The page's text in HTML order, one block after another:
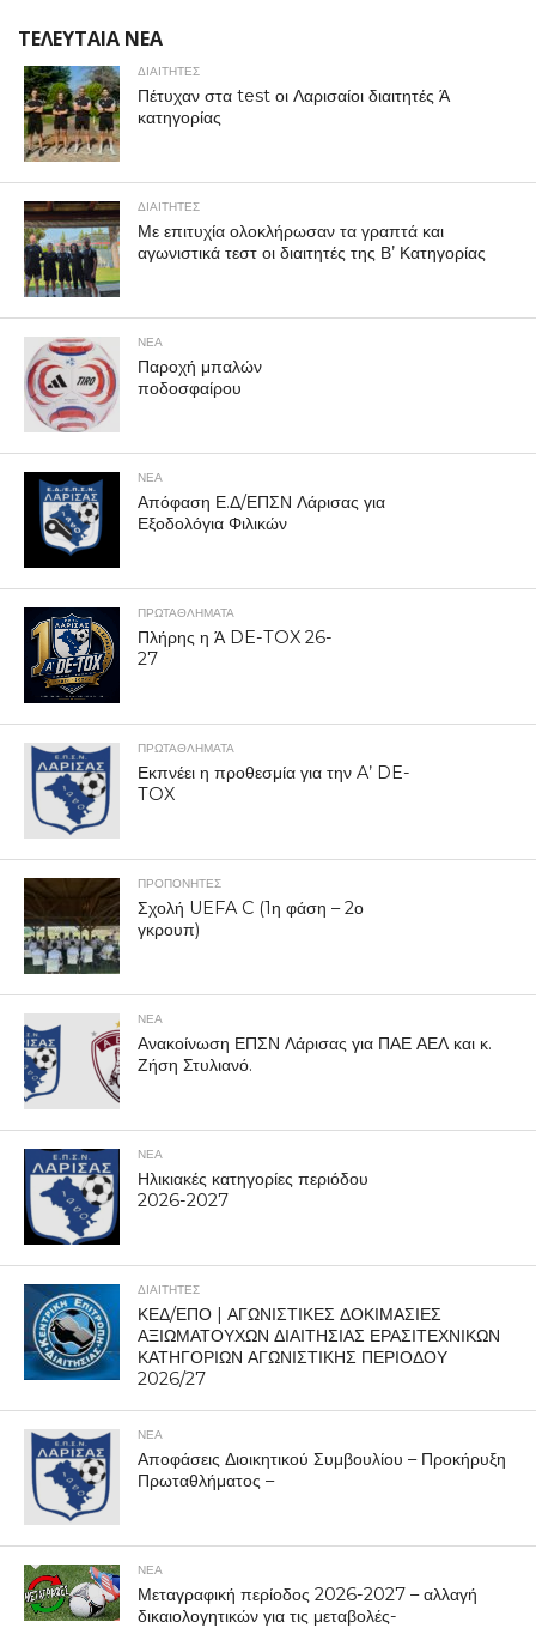
ΤΕΛΕΥΤΑΙΑ ΝΕΑ
ΔΙΑΙΤΗΤΕΣ
Πέτυχαν στα test οι Λαρισαίοι διαιτητές Ά
κατηγορίας
ΔΙΑΙΤΗΤΕΣ
Με επιτυχία ολοκλήρωσαν τα γραπτά και
αγωνιστικά τεστ οι διαιτητές της Β’ Κατηγορίας
ΝΕΑ
Παροχή μπαλών
ποδοσφαίρου
ΝΕΑ
Απόφαση Ε.Δ/ΕΠΣΝ Λάρισας για
Εξοδολόγια Φιλικών
ΠΡΩΤΑΘΛΉΜΑΤΑ
Πλήρης η Ά DE-TOX 26-
27
ΠΡΩΤΑΘΛΉΜΑΤΑ
Εκπνέει η προθεσμία για την A’ DE-
TOX
ΠΡΟΠΟΝΗΤΈΣ
Σχολή UEFA C (1η φάση – 2ο
γκρουπ)
ΝΕΑ
Ανακοίνωση ΕΠΣΝ Λάρισας για ΠΑΕ ΑΕΛ και κ.
Ζήση Στυλιανό.
ΝΕΑ
Ηλικιακές κατηγορίες περιόδου
2026-2027
ΔΙΑΙΤΗΤΕΣ
ΚΕΔ/ΕΠΟ | ΑΓΩΝΙΣΤΙΚΕΣ ΔΟΚΙΜΑΣΙΕΣ
ΑΞΙΩΜΑΤΟΥΧΩΝ ΔΙΑΙΤΗΣΙΑΣ ΕΡΑΣΙΤΕΧΝΙΚΩΝ
ΚΑΤΗΓΟΡΙΩΝ ΑΓΩΝΙΣΤΙΚΗΣ ΠΕΡΙΟΔΟΥ
2026/27
ΝΕΑ
Αποφάσεις Διοικητικού Συμβουλίου – Προκήρυξη
Πρωταθλήματος –
ΝΕΑ
Μεταγραφική περίοδος 2026-2027 – αλλαγή
δικαιολογητικών για τις μεταβολές-